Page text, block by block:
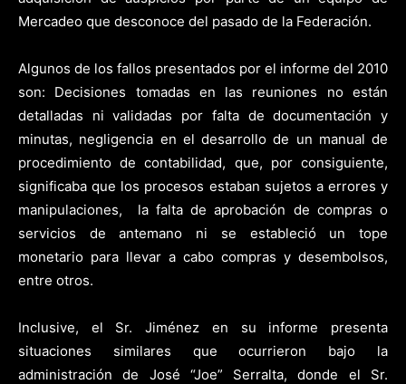
Mercadeo que desconoce del pasado de la Federación.
Algunos de los fallos presentados por el informe del 2010
son: Decisiones tomadas en las reuniones no están
detalladas ni validadas por falta de documentación y
minutas, negligencia en el desarrollo de un manual de
procedimiento de contabilidad, que, por consiguiente,
significaba que los procesos estaban sujetos a errores y
manipulaciones, la falta de aprobación de compras o
servicios de antemano ni se estableció un tope
monetario para llevar a cabo compras y desembolsos,
entre otros.
Inclusive, el Sr. Jiménez en su informe presenta
situaciones similares que ocurrieron bajo la
administración de José “Joe” Serralta, donde el Sr.